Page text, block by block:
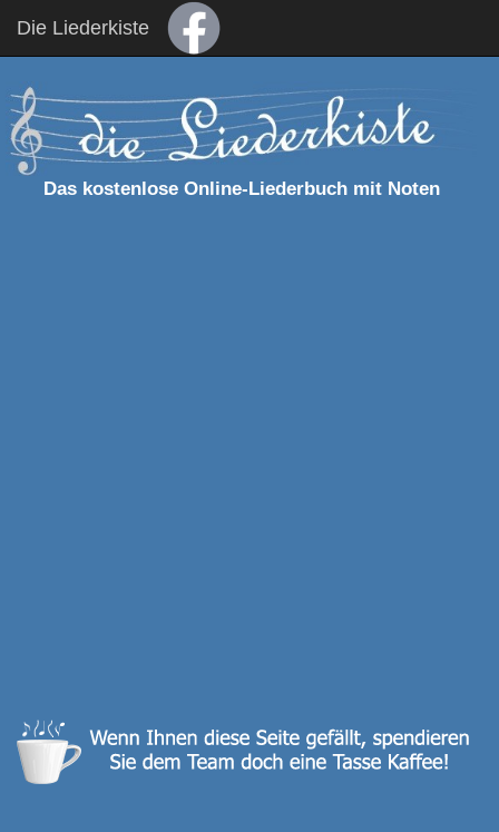
Die Liederkiste
Das kostenlose Online-Liederbuch mit Noten